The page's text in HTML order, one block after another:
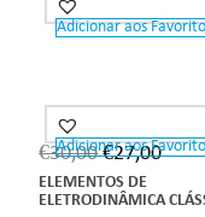
Adicionar aos
Adicionar aos
€30,00 €27,00
ELEMENTOS DE
ELETRODINÂMICA